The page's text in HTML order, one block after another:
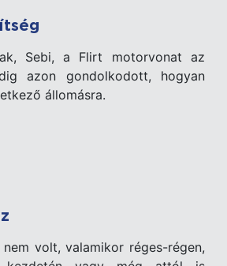
Sebi, a Flirt motorvonat az
azon gondolkodott, hogyan
állomásra.
volt, valamikor réges-régen,